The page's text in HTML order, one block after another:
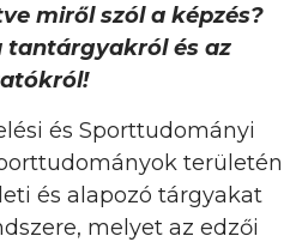
miről szól a képzés?
tantárgyakról és az
és Sporttudományi
területén
és alapozó tárgyakat
melyet az edzői